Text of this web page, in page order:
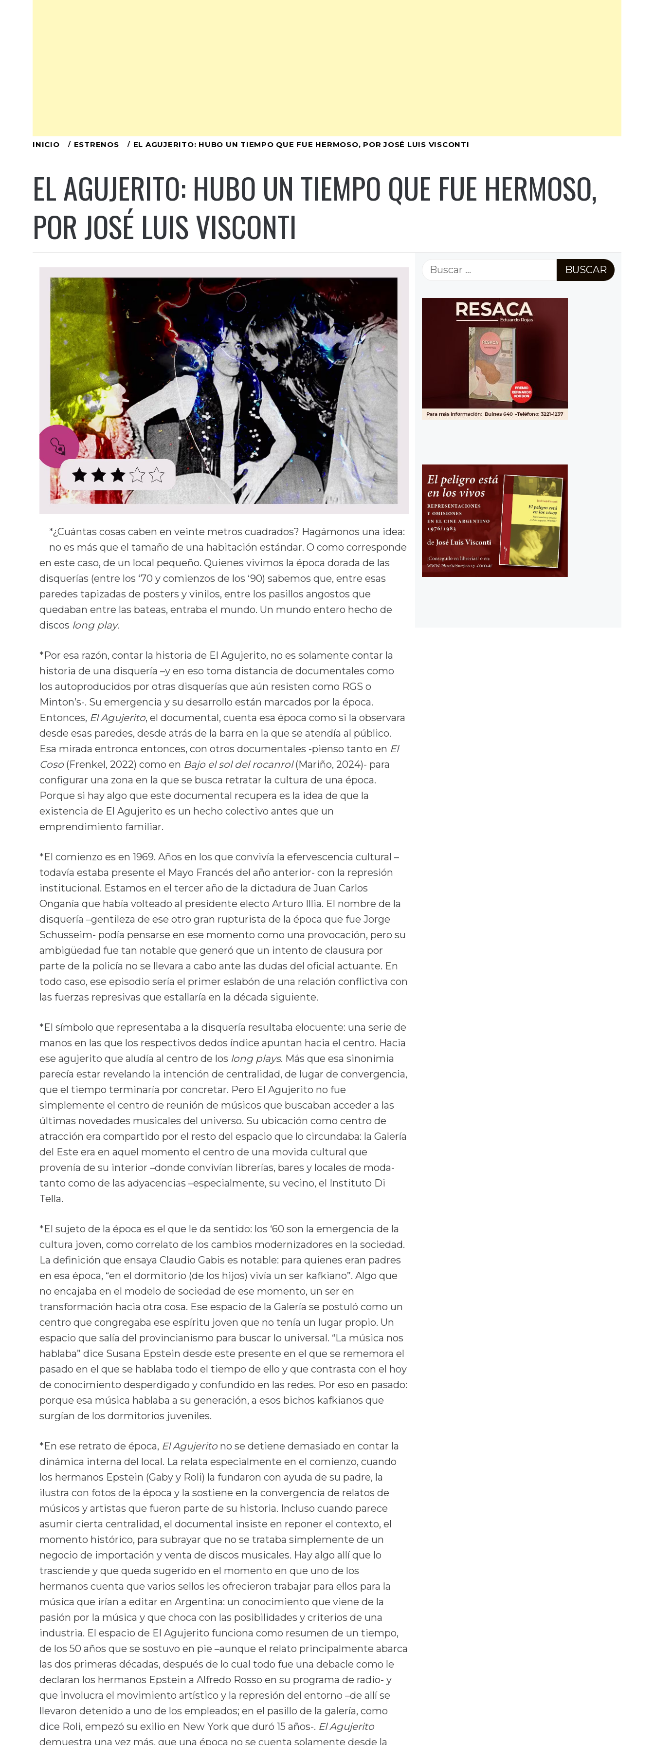
Ir
contenido
INICIO ESTRENOS EL AGUJERITO: HUBO UN TIEMPO QUE FUE HERMOSO, POR JOSÉ LUIS VISCONTI
EL AGUJERITO: HUBO UN TIEMPO QUE FUE HERMOSO,
POR JOSÉ LUIS VISCONTI
*¿Cuántas cosas caben en veinte metros cuadrados? Hagámonos una idea:
no es más que el tamaño de una habitación estándar. O como corresponde
en este caso, de un local pequeño. Quienes vivimos la época dorada de las
disquerías (entre los ‘70 y comienzos de los ‘90) sabemos que, entre esas
paredes tapizadas de posters y vinilos, entre los pasillos angostos que
quedaban entre las bateas, entraba el mundo. Un mundo entero hecho de
discos long play.
*Por esa razón, contar la historia de El Agujerito, no es solamente contar la
historia de una disquería –y en eso toma distancia de documentales como
los autoproducidos por otras disquerías que aún resisten como RGS o
Minton’s-. Su emergencia y su desarrollo están marcados por la época.
Entonces, El Agujerito, el documental, cuenta esa época como si la observara
desde esas paredes, desde atrás de la barra en la que se atendía al público.
Esa mirada entronca entonces, con otros documentales -pienso tanto en El
Coso(Frenkel, 2022) como en Bajo el sol del rocanrol(Mariño, 2024)- para
configurar una zona en la que se busca retratar la cultura de una época.
Porque si hay algo que este documental recupera es la idea de que la
existencia de El Agujerito es un hecho colectivo antes que un
emprendimiento familiar.
*El comienzo es en 1969. Años en los que convivía la efervescencia cultural –
todavía estaba presente el Mayo Francés del año anterior- con la represión
institucional. Estamos en el tercer año de la dictadura de Juan Carlos
Onganía que había volteado al presidente electo Arturo Illia. El nombre de la
disquería –gentileza de ese otro gran rupturista de la época que fue Jorge
Schusseim- podía pensarse en ese momento como una provocación, pero su
ambigüedad fue tan notable que generó que un intento de clausura por
parte de la policía no se llevara a cabo ante las dudas del oficial actuante. En
todo caso, ese episodio sería el primer eslabón de una relación conflictiva con
las fuerzas represivas que estallaría en la década siguiente.
*El símbolo que representaba a la disquería resultaba elocuente: una serie de
manos en las que los respectivos dedos índice apuntan hacia el centro. Hacia
ese agujerito que aludía al centro de los long plays. Más que esa sinonimia
parecía estar revelando la intención de centralidad, de lugar de convergencia,
que el tiempo terminaría por concretar. Pero El Agujerito no fue
simplemente el centro de reunión de músicos que buscaban acceder a las
últimas novedades musicales del universo. Su ubicación como centro de
atracción era compartido por el resto del espacio que lo circundaba: la Galería
del Este era en aquel momento el centro de una movida cultural que
provenía de su interior –donde convivían librerías, bares y locales de moda-
tanto como de las adyacencias –especialmente, su vecino, el Instituto Di
Tella.
*El sujeto de la época es el que le da sentido: los ‘60 son la emergencia de la
cultura joven, como correlato de los cambios modernizadores en la sociedad.
La definición que ensaya Claudio Gabis es notable: para quienes eran padres
en esa época, “en el dormitorio (de los hijos) vivía un ser kafkiano”. Algo que
no encajaba en el modelo de sociedad de ese momento, un ser en
transformación hacia otra cosa. Ese espacio de la Galería se postuló como un
centro que congregaba ese espíritu joven que no tenía un lugar propio. Un
espacio que salía del provincianismo para buscar lo universal. “La música nos
hablaba” dice Susana Epstein desde este presente en el que se rememora el
pasado en el que se hablaba todo el tiempo de ello y que contrasta con el hoy
de conocimiento desperdigado y confundido en las redes. Por eso en pasado:
porque esa música hablaba a su generación, a esos bichos kafkianos que
surgían de los dormitorios juveniles.
*En ese retrato de época, El Agujeritono se detiene demasiado en contar la
dinámica interna del local. La relata especialmente en el comienzo, cuando
los hermanos Epstein (Gaby y Roli) la fundaron con ayuda de su padre, la
ilustra con fotos de la época y la sostiene en la convergencia de relatos de
músicos y artistas que fueron parte de su historia. Incluso cuando parece
asumir cierta centralidad, el documental insiste en reponer el contexto, el
momento histórico, para subrayar que no se trataba simplemente de un
negocio de importación y venta de discos musicales. Hay algo allí que lo
trasciende y que queda sugerido en el momento en que uno de los
hermanos cuenta que varios sellos les ofrecieron trabajar para ellos para la
música que irían a editar en Argentina: un conocimiento que viene de la
pasión por la música y que choca con las posibilidades y criterios de una
industria. El espacio de El Agujerito funciona como resumen de un tiempo,
de los 50 años que se sostuvo en pie –aunque el relato principalmente abarca
las dos primeras décadas, después de lo cual todo fue una debacle como le
declaran los hermanos Epstein a Alfredo Rosso en su programa de radio- y
que involucra el movimiento artístico y la represión del entorno –de allí se
llevaron detenido a uno de los empleados; en el pasillo de la galería, como
dice Roli, empezó su exilio en New York que duró 15 años-. El Agujerito
demuestra una vez más, que una época no se cuenta solamente desde la
Buscar: